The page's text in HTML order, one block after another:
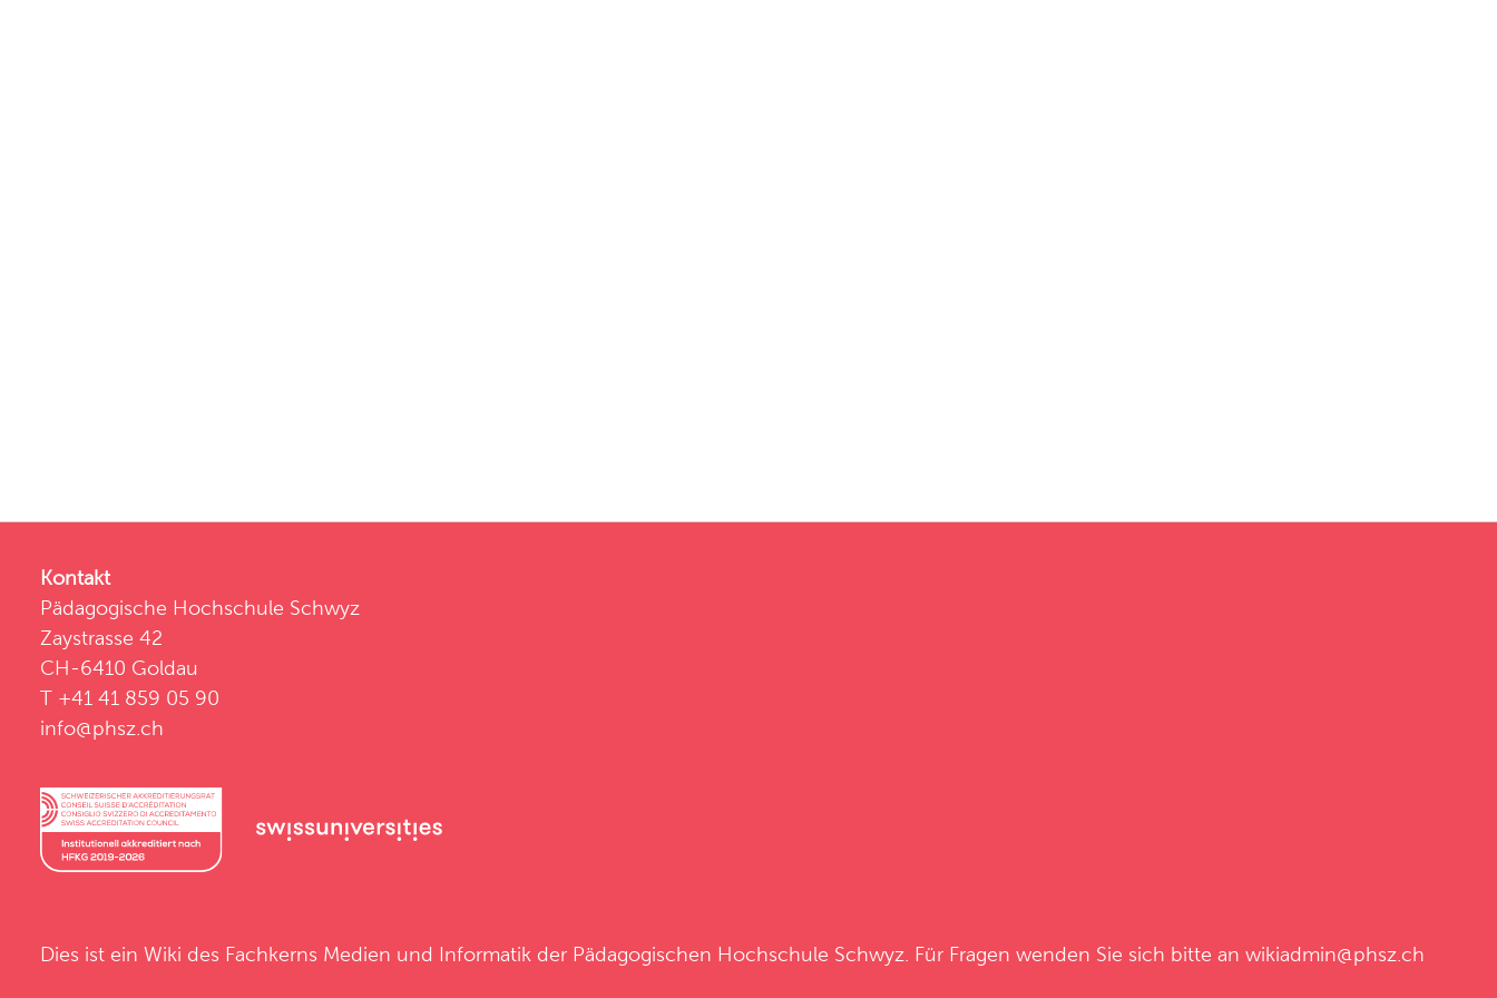
Kontakt
Pädagogische Hochschule Schwyz
Zaystrasse 42
CH-6410 Goldau
T +41 41 859 05 90
info@phsz.ch
Dies ist ein Wiki des Fachkerns Medien und Informatik der Pädagogischen Hochschule Schwyz . Für Fragen wenden Sie sich bitte an wikiadmin@phsz.ch